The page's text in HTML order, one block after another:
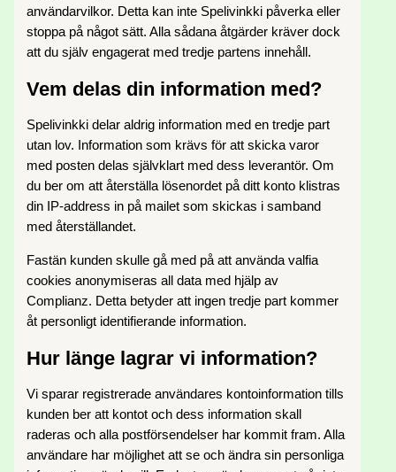
användarvilkor. Detta kan inte Spelivinkki påverka eller
stoppa på något sätt. Alla sådana åtgärder kräver dock
att du själv engagerat med tredje partens innehåll.
Vem delas din information med?
Spelivinkki delar aldrig information med en tredje part
utan lov. Information som krävs för att skicka varor
med posten delas självklart med dess leverantör. Om
du ber om att återställa lösenordet på ditt konto klistras
din IP-address in på mailet som skickas i samband
med återställandet.
Fastän kunden skulle gå med på att använda valfia
cookies anonymiseras all data med hjälp av
Complianz. Detta betyder att ingen tredje part kommer
åt personligt identifierande information.
Hur länge lagrar vi information?
Vi sparar registrerade användares kontoinformation tills
kunden ber att kontot och dess information skall
raderas och alla postförsendelser har kommit fram. Alla
användare har möjlighet att se och ändra sin personliga